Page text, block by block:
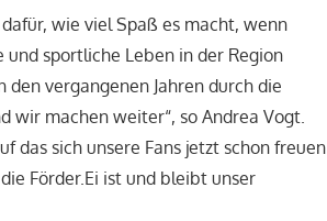
wie viel Spaß es macht, wenn
sportliche Leben in der Region
vergangenen Jahren durch die
wir machen weiter“, so Andrea Vogt.
das sich unsere Fans jetzt schon freuen
Förder.Ei ist und bleibt unser